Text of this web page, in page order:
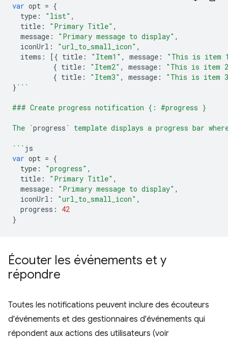
var opt = {
type : "list" ,
title : "Primary Title" ,
message : "Primary message to display" ,
iconUrl : "url_to_small_icon" ,
items : [{ title : "Item1" , message :
"This is item
{ title : "Item2" , message :
"This is item
{ title : "Item3" , message :
"This is item
} ```
### Create progress notification {: #progress }
The `progress ` template displays a progress bar
``` js
var opt = {
type : "progress" ,
title : "Primary Title" ,
message : "Primary message to display" ,
iconUrl : "url_to_small_icon" ,
progress :
42
}
Écouter les événements et y
répondre
Toutes les notifications peuvent inclure des écouteurs
d'événements et des gestionnaires d'événements qui
répondent aux actions des utilisateurs (voir